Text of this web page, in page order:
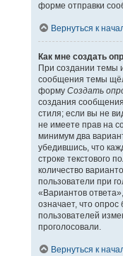
форме отправки
Вернуться к
Как мне создать
При создании темы
сообщения темы
форму Создать
создания
стиля; если вы не
не имеете прав на
минимум два
убедившись, что
строке текстового
количество
пользователи при
«Вариантов
означает, что
пользователей
проголосовали.
Вернуться к